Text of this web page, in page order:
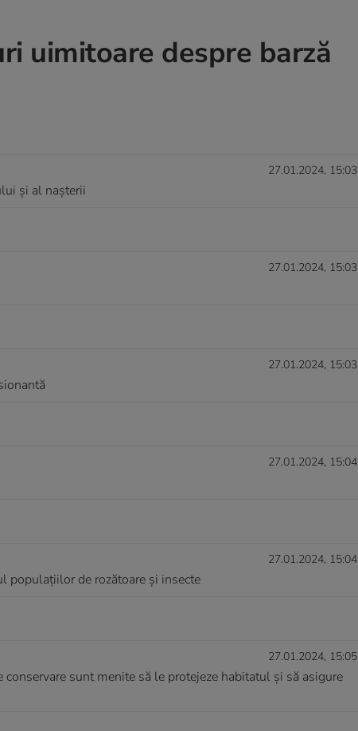
uimitoare despre barză
27.01.2024, 15:03
și al nașterii
27.01.2024, 15:03
27.01.2024, 15:03
27.01.2024, 15:04
27.01.2024, 15:04
populațiilor de rozătoare și insecte
27.01.2024, 15:05
sunt menite să le protejeze habitatul și să asigure